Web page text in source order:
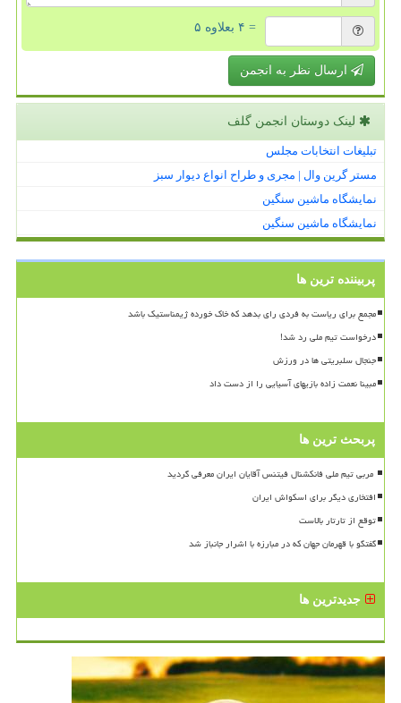
= ۴ بعلاوه ۵
ارسال نظر به انجمن
لینک دوستان انجمن گلف
تبلیغات انتخابات مجلس
مستر گرین وال | مجری و طراح انواع دیوار سبز
نمایشگاه ماشین سنگین
نمایشگاه ماشین سنگین
پربیننده ترین ها
مجمع برای ریاست به فردی رای بدهد که خاک خورده ژیمناستیک باشد
درخواست تیم ملی رد شد!
جنجال سلبریتی ها در ورزش
مبینا نعمت زاده بازیهای آسیایی را از دست داد
پربحث ترین ها
افتخاری دیگر برای اسکواش ایران
توقع از تارتار بالاست
گفتگو با قهرمان جهان که در مبارزه با اشرار جانباز شد
جدیدترین ها